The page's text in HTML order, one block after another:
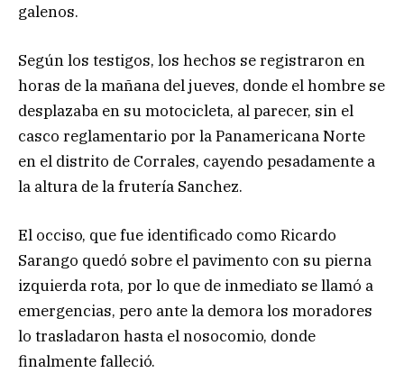
galenos.
Según los testigos, los hechos se registraron en
horas de la mañana del jueves, donde el hombre se
desplazaba en su motocicleta, al parecer, sin el
casco reglamentario por la Panamericana Norte
en el distrito de Corrales, cayendo pesadamente a
la altura de la frutería Sanchez.
El occiso, que fue identificado como Ricardo
Sarango quedó sobre el pavimento con su pierna
izquierda rota, por lo que de inmediato se llamó a
emergencias, pero ante la demora los moradores
lo trasladaron hasta el nosocomio, donde
finalmente falleció.